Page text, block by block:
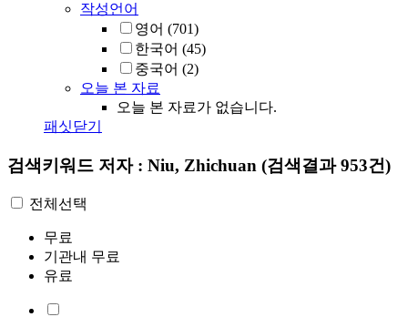
작성언어
영어 (701)
한국어 (45)
중국어 (2)
오늘 본 자료
오늘 본 자료가 없습니다.
패싯닫기
검색키워드 저자 : Niu, Zhichuan (검색결과 953건)
전체선택
무료
기관내 무료
유료